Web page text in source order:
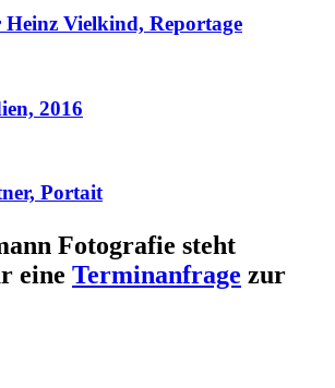
Vielkind, Reportage
2016
Portait
Fotografie steht
eine Terminanfrage zur